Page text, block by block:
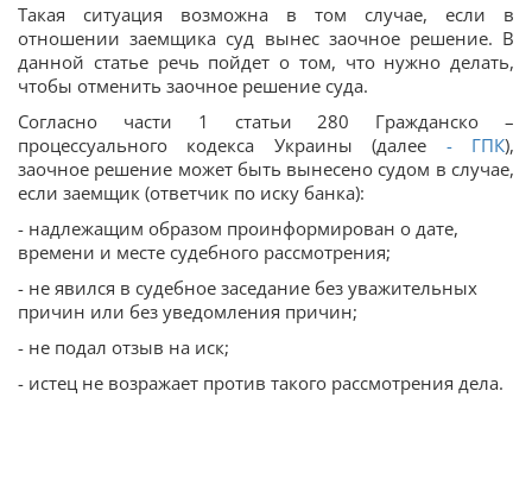
Такая ситуация возможна в том случае, если в
отношении заемщика суд вынес заочное решение. В
данной статье речь пойдет о том, что нужно делать,
чтобы отменить заочное решение суда.
Согласно части 1 статьи 280 Гражданско –
процессуального кодекса Украины (далее - ГПК),
заочное решение может быть вынесено судом в случае,
если заемщик (ответчик по иску банка):
- надлежащим образом проинформирован о дате,
времени и месте судебного рассмотрения;
- не явился в судебное заседание без уважительных
причин или без уведомления причин;
- не подал отзыв на иск;
- истец не возражает против такого рассмотрения дела.